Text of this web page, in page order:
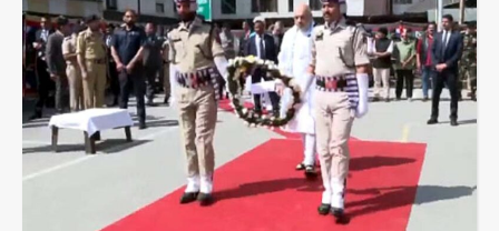
2
28 साल बाद कानून के शिकंजे में आया हत्या का
फरार आरोपी
Team JHJ